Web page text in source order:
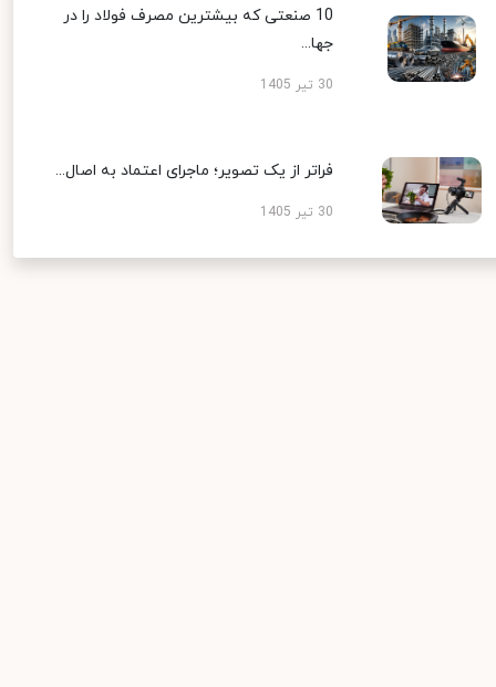
10 صنعتی که بیشترین مصرف فولاد را در
جها...
30 تیر 1405
فراتر از یک تصویر؛ ماجرای اعتماد به اصال...
30 تیر 1405